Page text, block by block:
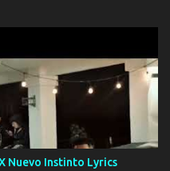
en la soledad Porque me
el final fue triste pa mí Y
por ti yo y la luna
sabe qué será de mí si
pero muy en el fondo te
Nuevo Instinto Lyrics